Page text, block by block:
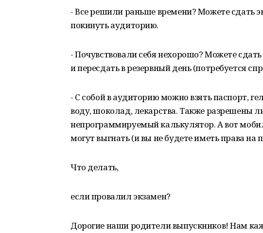
- Все решили раньше времени? Можете сдать
покинуть аудиторию.
- Почувствовали себя нехорошо? Можете
и пересдать в резервный день (потребуется
- С собой в аудиторию можно взять паспорт,
воду, шоколад, лекарства. Также разрешены
непрограммируемый калькулятор. А вот
могут выгнать (и вы не будете иметь права на
Что делать,
если провалил экзамен?
Дорогие наши родители выпускников! Нам